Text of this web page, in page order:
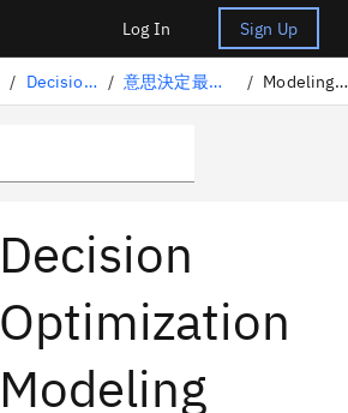
Log In Sign Up
/ Decision Optimization / 意思決定最適化のエクスペリメント / Modeling Assistant モデル
Decision
Optimization
Modeling